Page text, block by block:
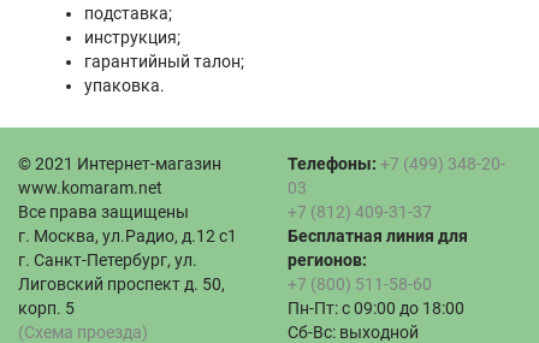
подставка;
инструкция;
гарантийный талон;
упаковка.
© 2021 Интернет-магазин
www.komaram.net
Все права защищены
г. Москва, ул.Радио, д.12 с1
г. Санкт-Петербург, ул.
Лиговский проспект д. 50,
корп. 5
(Схема проезда)
Телефоны: +7 (499) 348-20-
03
+7 (812) 409-31-37
Бесплатная линия для
регионов:
+7 (800) 511-58-60
Пн-Пт: с 09:00 до 18:00
Сб-Вс: выходной